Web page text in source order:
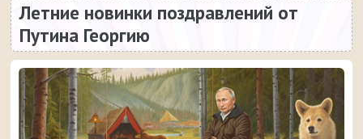
Летние новинки поздравлений от
Путина Георгию